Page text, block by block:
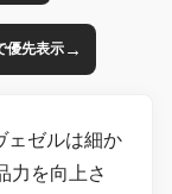
優先表示→
ェゼルは細か
力を向上さ